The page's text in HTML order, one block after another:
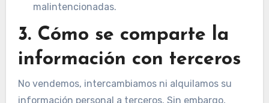
malintencionadas.
3. Cómo se comparte la
información con terceros
No vendemos, intercambiamos ni alquilamos su
información personal a terceros. Sin embargo,